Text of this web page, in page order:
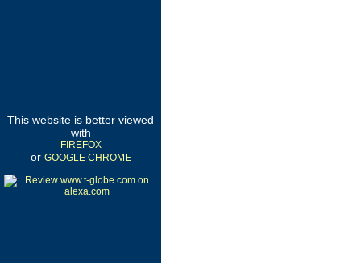
This website is better viewed
with
FIREFOX
or GOOGLE CHROME